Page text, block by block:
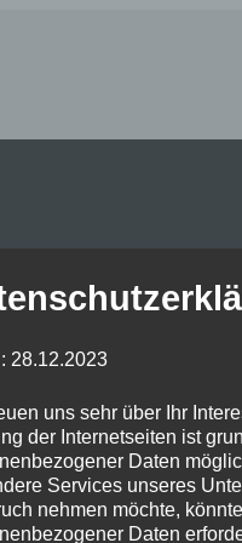
Posted on
28.12.2023
uns sehr über Ihr
der Internetseiten ist
Daten
Services unseres
nehmen möchte,
Daten